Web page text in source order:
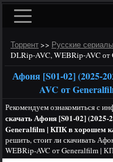
Торрент >> Русские сериалы
DLRip-AVC, WEBRip-AVC от
Афоня [S01-02] (2025-
AVC от
Рекомендуем ознакомиться с
скачать Афоня [S01-02]
Generalfilm | КПК в хорошем
решить, стоит ли скачивать
WEBRip-AVC от Generalfilm |